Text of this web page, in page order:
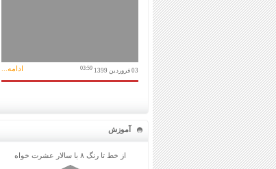
03 فروردین 1399 03:59 ادامه...
آموزش
از خط تا رنگ ۸ با سالار عشرت خواه